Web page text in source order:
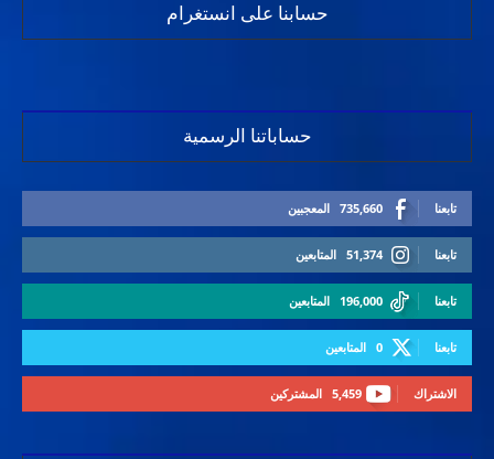
حسابنا على انستغرام
حساباتنا الرسمية
735,660 المعجبين تابعنا
51,374 المتابعين تابعنا
196,000 المتابعين تابعنا
0 المتابعين تابعنا
5,459 المشتركين الاشتراك